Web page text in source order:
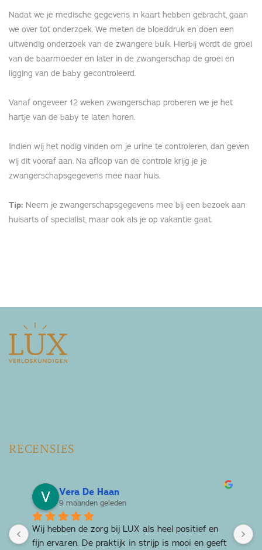
Nadat we je medische gegevens in kaart hebben gebracht, gaan
we over tot onderzoek. We meten de bloeddruk en doen een
uitwendig onderzoek van de zwangere buik. Hierbij wordt de groei
van de baarmoeder en later in de zwangerschap de groei en
ligging van de baby gecontroleerd.
Vanaf ongeveer 12 weken zwangerschap proberen we je het
hartje van de baby te laten horen.
Indien wij het nodig vinden om je urine te controleren, dan geven
wij dit vooraf aan. Na afloop van de controle krijg je je
zwangerschapsgegevens mee naar huis.
Tip: Neem je zwangerschapsgegevens mee bij een bezoek aan
huisarts of specialist, maar ook als je op vakantie gaat.
RECENSIES
Vera De Haan
9 maanden geleden
Wij hebben de zorg bij LUX als heel positief en
fijn ervaren. De praktijk in strijp is mooi en geeft